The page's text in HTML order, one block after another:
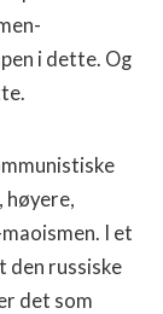
i dette. Og
I et
den russiske
det som